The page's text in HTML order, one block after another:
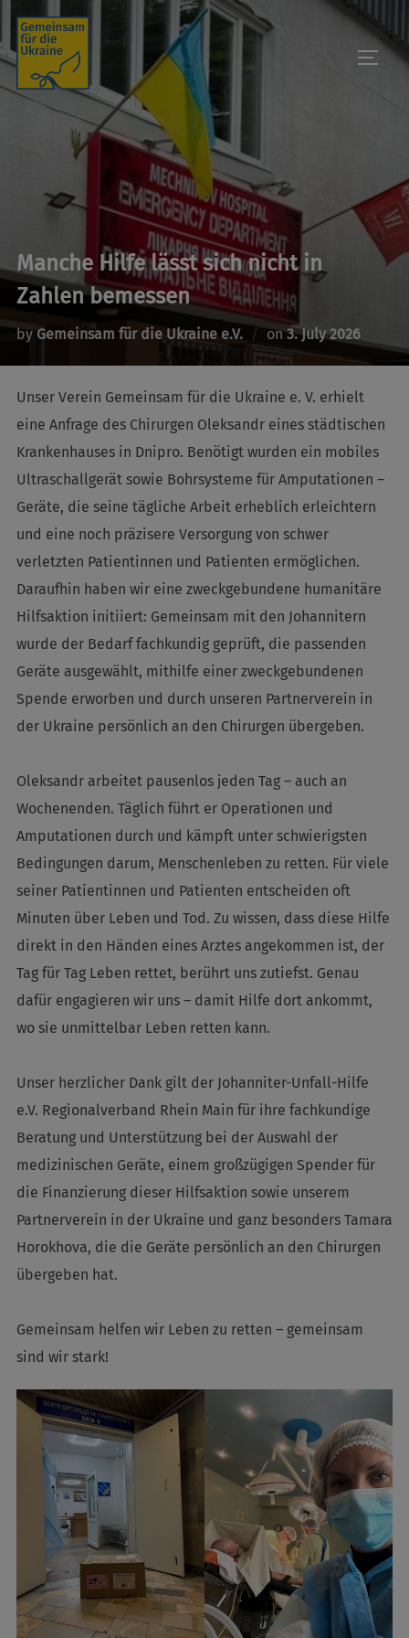
content
Manche Hilfe lässt sich nicht in
Zahlen bemessen
by Gemeinsam für die Ukraine e.V. onPosted
3. July 2026
Unser Verein Gemeinsam für die Ukraine e. V. erhielt
eine Anfrage des Chirurgen Oleksandr eines städtischen
Krankenhauses in Dnipro. Benötigt wurden ein mobiles
Ultraschallgerät sowie Bohrsysteme für Amputationen –
Geräte, die seine tägliche Arbeit erheblich erleichtern
und eine noch präzisere Versorgung von schwer
verletzten Patientinnen und Patienten ermöglichen.
Daraufhin haben wir eine zweckgebundene humanitäre
Hilfsaktion initiiert: Gemeinsam mit den Johannitern
wurde der Bedarf fachkundig geprüft, die passenden
Geräte ausgewählt, mithilfe einer zweckgebundenen
Spende erworben und durch unseren Partnerverein in
der Ukraine persönlich an den Chirurgen übergeben.
Oleksandr arbeitet pausenlos jeden Tag – auch an
Wochenenden. Täglich führt er Operationen und
Amputationen durch und kämpft unter schwierigsten
Bedingungen darum, Menschenleben zu retten. Für viele
seiner Patientinnen und Patienten entscheiden oft
Minuten über Leben und Tod. Zu wissen, dass diese Hilfe
direkt in den Händen eines Arztes angekommen ist, der
Tag für Tag Leben rettet, berührt uns zutiefst. Genau
dafür engagieren wir uns – damit Hilfe dort ankommt,
wo sie unmittelbar Leben retten kann.
Unser herzlicher Dank gilt der Johanniter-Unfall-Hilfe
e.V. Regionalverband Rhein Main für ihre fachkundige
Beratung und Unterstützung bei der Auswahl der
medizinischen Geräte, einem großzügigen Spender für
die Finanzierung dieser Hilfsaktion sowie unserem
Partnerverein in der Ukraine und ganz besonders Tamara
Horokhova, die die Geräte persönlich an den Chirurgen
übergeben hat.
Gemeinsam helfen wir Leben zu retten – gemeinsam
sind wir stark!